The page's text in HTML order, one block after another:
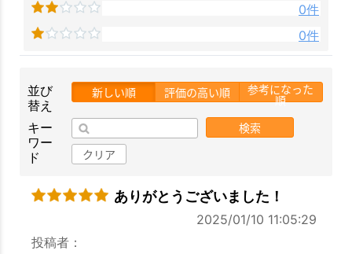
お買い物を続ける カートへ進む
0件
0件
並び
替え
新しい順 評価の高い順 参考になった
順
キー
ワー
ド
検索
クリア
ありがとうございました！
2025/01/10 11:05:29
投稿者：